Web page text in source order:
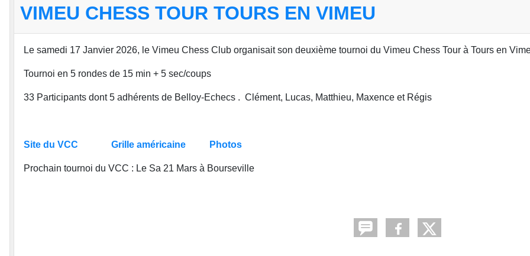
VIMEU CHESS TOUR TOURS EN VIMEU
Le samedi 17 Janvier 2026, le Vimeu Chess Club organisait son deuxième tournoi du Vimeu Chess Tour à Tours en
Tournoi en 5 rondes de 15 min + 5 sec/coups
33 Participants dont 5 adhérents de Belloy-Echecs . Clément, Lucas, Matthieu, Maxence et Régis
Site du VCC Grille américaine Photos
Prochain tournoi du VCC : Le Sa 21 Mars à Bourseville